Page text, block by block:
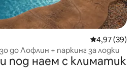
Средна
4,97 (39)
до Лофлин + паркинг за лодки
под наем с климатик